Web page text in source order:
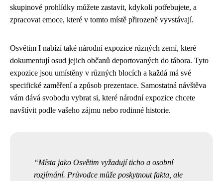
skupinové prohlídky můžete zastavit, kdykoli potřebujete, a
zpracovat emoce, které v tomto místě přirozeně vyvstávají.
Osvětim I nabízí také národní expozice různých zemí, které
dokumentují osud jejich občanů deportovaných do tábora. Tyto
expozice jsou umístěny v různých blocích a každá má své
specifické zaměření a způsob prezentace. Samostatná návštěva
vám dává svobodu vybrat si, které národní expozice chcete
navštívit podle vašeho zájmu nebo rodinné historie.
Místa jako Osvětim vyžadují ticho a osobní
rozjímání. Průvodce může poskytnout fakta, ale